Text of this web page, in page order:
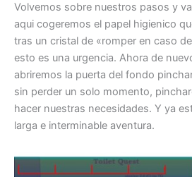
Volvemos sobre nuestros pasos y
aqui cogeremos el papel higienico
tras un cristal de «romper en caso
esto es una urgencia. Ahora de
abriremos la puerta del fondo
sin perder un solo momento,
hacer nuestras necesidades. Y ya
larga e interminable aventura.